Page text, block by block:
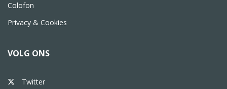
Colofon
Privacy & Cookies
VOLG ONS
Twitter